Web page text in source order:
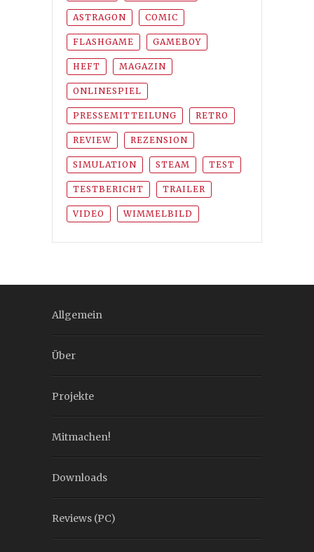
ASTRAGON COMIC
FLASHGAME GAMEBOY
HEFT MAGAZIN
ONLINESPIEL
PRESSEMITTEILUNG RETRO
REVIEW REZENSION
SIMULATION STEAM TEST
TESTBERICHT TRAILER
VIDEO WIMMELBILD
Allgemein
Über
Projekte
Mitmachen!
Downloads
Reviews (PC)